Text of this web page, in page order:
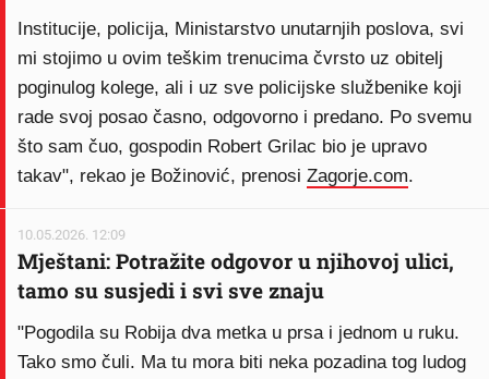
Institucije, policija, Ministarstvo unutarnjih poslova, svi
mi stojimo u ovim teškim trenucima čvrsto uz obitelj
poginulog kolege, ali i uz sve policijske službenike koji
rade svoj posao časno, odgovorno i predano. Po svemu
što sam čuo, gospodin Robert Grilac bio je upravo
takav", rekao je Božinović, prenosi Zagorje.com.
10.05.2026. 12:09
Mještani: Potražite odgovor u njihovoj ulici,
tamo su susjedi i svi sve znaju
"Pogodila su Robija dva metka u prsa i jednom u ruku.
Tako smo čuli. Ma tu mora biti neka pozadina tog ludog